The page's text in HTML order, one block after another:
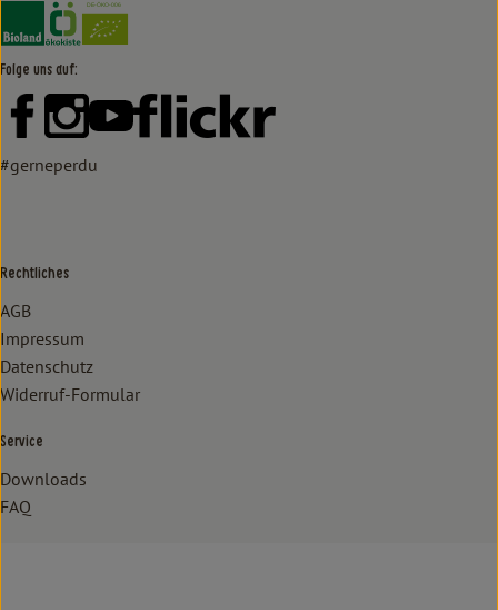
Externer Link zu https://www.bioland.de/verbraucher
Externer Link zu https://www.oekokiste.de/
Folge uns auf:
Externer Link zu https://www.facebook.com/lammertzhof/
Externer Link zu https://www.instagram.com/
Externer Link zu https://www.youtube.com/
Externer Link zu https://
#gerneperdu
Rechtliches
AGB
Impressum
Datenschutz
Widerruf-Formular
Service
Downloads
FAQ